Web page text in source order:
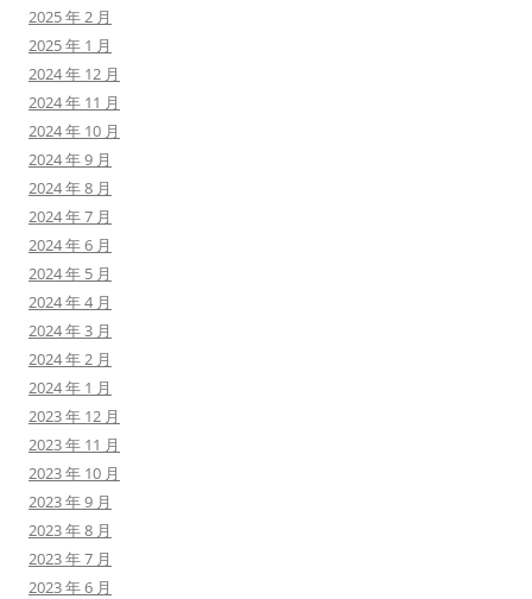
2025 年 2 月
2025 年 1 月
2024 年 12 月
2024 年 11 月
2024 年 10 月
2024 年 9 月
2024 年 8 月
2024 年 7 月
2024 年 6 月
2024 年 5 月
2024 年 4 月
2024 年 3 月
2024 年 2 月
2024 年 1 月
2023 年 12 月
2023 年 11 月
2023 年 10 月
2023 年 9 月
2023 年 8 月
2023 年 7 月
2023 年 6 月